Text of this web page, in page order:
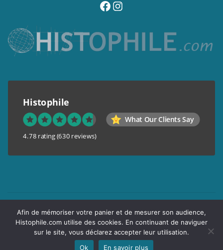
visitez notre page facebook
suivez notre compte instagram
Histophile
What Our Clients Say
4.78 rating (630 reviews)
Conditions générales de vente
Garantie de confidentialité
Afin de mémoriser votre panier et de mesurer son audience,
Histophile.com utilise des cookies. En continuant de naviguer
sur le site, vous déclarez accepter leur utilisation.
Ok
En savoir plus